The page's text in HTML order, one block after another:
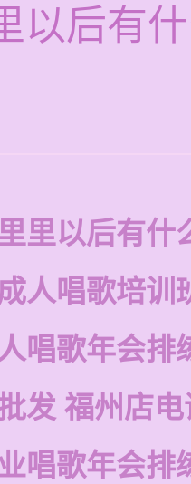
以后有
里以后有什
人唱歌培训
唱歌年会排
发 福州店
唱歌年会排